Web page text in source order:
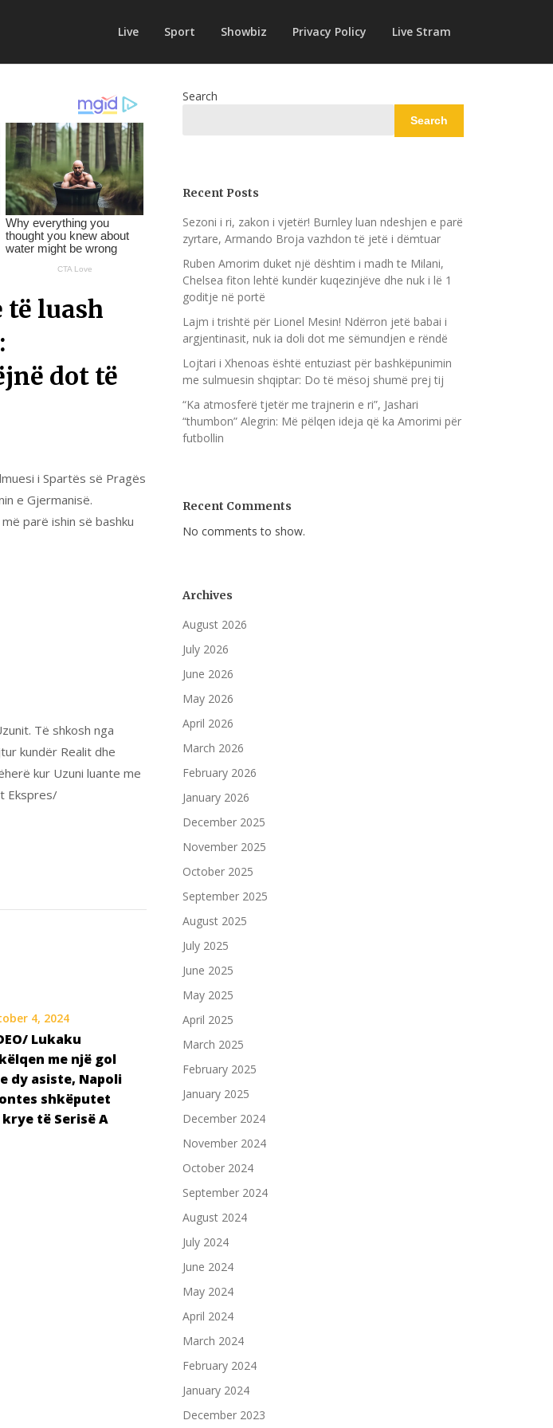
Live Sport Showbiz Privacy Policy Live Stram
të luash
dot të
i Spartës së Pragës
e Gjermanisë.
parë ishin së bashku
Të shkosh nga
kundër Realit dhe
kur Uzuni luante me
Ekspres/
4, 2024
Lukaku
me një gol
dy asiste, Napoli
shkëputet
krye të Serisë A
Search
Search
Recent Posts
Sezoni i ri, zakon i vjetër! Burnley luan ndeshjen e parë
zyrtare, Armando Broja vazhdon të jetë i dëmtuar
Ruben Amorim duket një dështim i madh te Milani,
Chelsea fiton lehtë kundër kuqezinjëve dhe nuk i lë 1
goditje në portë
Lajm i trishtë për Lionel Mesin! Ndërron jetë babai i
argjentinasit, nuk ia doli dot me sëmundjen e rëndë
Lojtari i Xhenoas është entuziast për bashkëpunimin
me sulmuesin shqiptar: Do të mësoj shumë prej tij
“Ka atmosferë tjetër me trajnerin e ri”, Jashari
“thumbon” Alegrin: Më pëlqen ideja që ka Amorimi për
futbollin
Recent Comments
No comments to show.
Archives
August 2026
July 2026
June 2026
May 2026
April 2026
March 2026
February 2026
January 2026
December 2025
November 2025
October 2025
September 2025
August 2025
July 2025
June 2025
May 2025
April 2025
March 2025
February 2025
January 2025
December 2024
November 2024
October 2024
September 2024
August 2024
July 2024
June 2024
May 2024
April 2024
March 2024
February 2024
January 2024
December 2023